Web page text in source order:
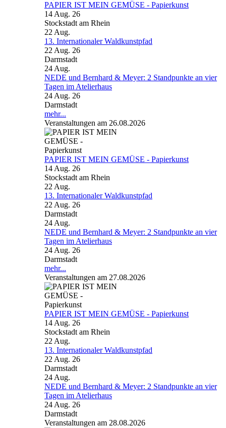
PAPIER IST MEIN GEMÜSE - Papierkunst
14 Aug. 26
Stockstadt am Rhein
22 Aug.
13. Internationaler Waldkunstpfad
22 Aug. 26
Darmstadt
24 Aug.
NEDE und Bernhard & Meyer: 2 Standpunkte an vier
Tagen im Atelierhaus
24 Aug. 26
Darmstadt
mehr...
Veranstaltungen am 26.08.2026
PAPIER IST MEIN GEMÜSE - Papierkunst
14 Aug. 26
Stockstadt am Rhein
22 Aug.
13. Internationaler Waldkunstpfad
22 Aug. 26
Darmstadt
24 Aug.
NEDE und Bernhard & Meyer: 2 Standpunkte an vier
Tagen im Atelierhaus
24 Aug. 26
Darmstadt
mehr...
Veranstaltungen am 27.08.2026
PAPIER IST MEIN GEMÜSE - Papierkunst
14 Aug. 26
Stockstadt am Rhein
22 Aug.
13. Internationaler Waldkunstpfad
22 Aug. 26
Darmstadt
24 Aug.
NEDE und Bernhard & Meyer: 2 Standpunkte an vier
Tagen im Atelierhaus
24 Aug. 26
Darmstadt
Veranstaltungen am 28.08.2026